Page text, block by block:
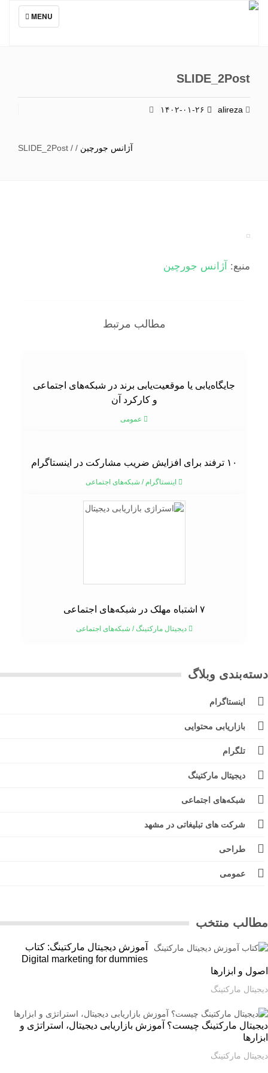
TOGGLE
NAVIGATION
MENU
SLIDE_2Post
alireza
آژانس جورچین/
/
SLIDE_2Post
منبع:آژانس جورچین
مطالب مرتبط
جایگاه‌یابی یا موقعیت‌یابی برند در شبکه‌های اجتماعی
و کارکرد آن
عمومی
۱۰ ترفند برای افزایش ضریب مشارکت در اینستاگرام
اینستاگرام/شبکه‌های اجتماعی
دیجیتال مارکتینگ/شبکه‌های اجتماعی
وبلاگ
اینستاگرام
بازاریابی محتوایی
تلگرام
دیجیتال مارکتینگ
شبکه‌های اجتماعی
شرکت های تبلیغاتی در مشهد
طراحی
عمومی
منتخب
آموزش دیجیتال مارکتینگ: کتاب
Digital marketing for dummies
و ابزارها
مارکتینگ
مارکتینگ چیست؟ آموزش بازاریابی دیجیتال، استراتژی و
مارکتینگ